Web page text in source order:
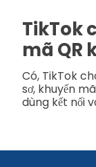
TikTok
mã QR
Có, TikTok
sơ, khuyến
dùng kết nối